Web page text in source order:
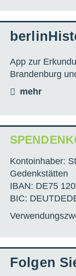
App zur
Brandenburg
mehr
Kontoinhaber:
Gedenkstätten
IBAN: DE75
BIC:
Folgen